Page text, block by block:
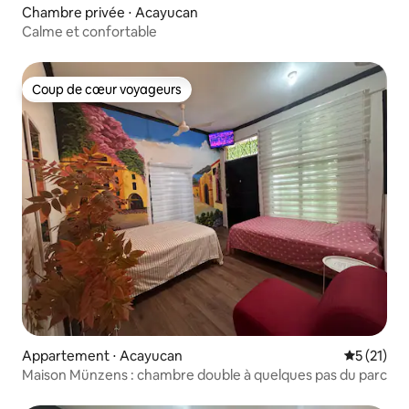
Chambre privée ⋅ Acayucan
Calme et confortable
Coup de cœur voyageurs
Coup de cœur voyageurs
Appartement ⋅ Acayucan
5 (21)
Maison Münzens : chambre double à quelques pas du parc